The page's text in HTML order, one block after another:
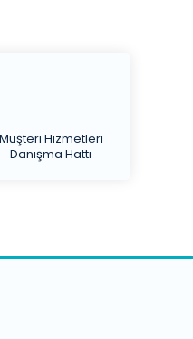
Müşteri Hizmetleri
Danışma Hattı